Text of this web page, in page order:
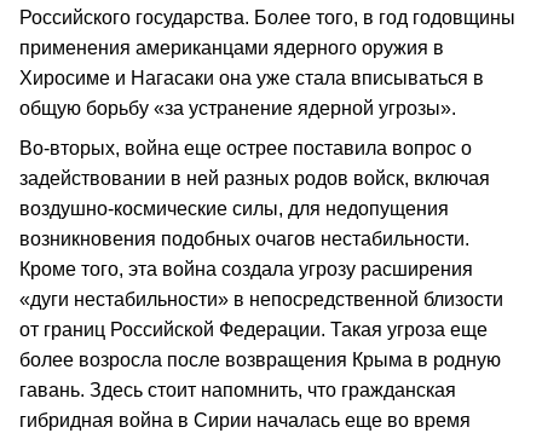
Российского государства. Более того, в год годовщины
применения американцами ядерного оружия в
Хиросиме и Нагасаки она уже стала вписываться в
общую борьбу «за устранение ядерной угрозы».
Во‑вторых, война еще острее поставила вопрос о
задействовании в ней разных родов войск, включая
воздушно‑космические силы, для недопущения
возникновения подобных очагов нестабильности.
Кроме того, эта война создала угрозу расширения
«дуги нестабильности» в непосредственной близости
от границ Российской Федерации. Такая угроза еще
более возросла после возвращения Крыма в родную
гавань. Здесь стоит напомнить, что гражданская
гибридная война в Сирии началась еще во время